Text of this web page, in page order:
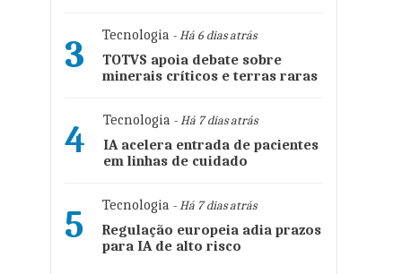
3 Tecnologia - Há 6 dias atrás
TOTVS apoia debate sobre
minerais críticos e terras raras
4 Tecnologia - Há 7 dias atrás
IA acelera entrada de pacientes
em linhas de cuidado
5 Tecnologia - Há 7 dias atrás
Regulação europeia adia prazos
para IA de alto risco